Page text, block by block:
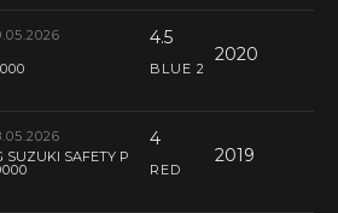
4.5
2020
BLUE 2
4
SUZUKI SAFETY P 2019
RED